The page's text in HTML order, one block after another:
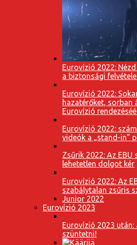
Eurovízió 2022:
a biztonsági
Eurovízió 2022:
hazatérőket, sorban
Eurovízió
Eurovízió 2022:
videók a „stand-in”
Zsűrik 2022: Az
lehetetlen dolgot kér
Eurovízió 2022: Az
szabálytalan zsűris
Junior 2022
Eurovízió 2023
Eurovízió 2023 után:
szüntetni!